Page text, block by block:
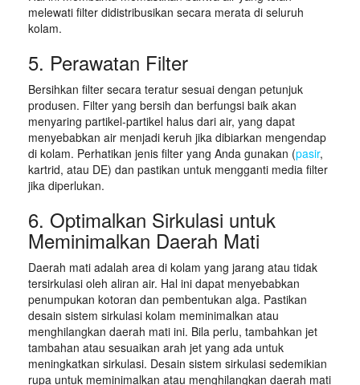
melewati filter didistribusikan secara merata di seluruh
kolam.
5. Perawatan Filter
Bersihkan filter secara teratur sesuai dengan petunjuk
produsen. Filter yang bersih dan berfungsi baik akan
menyaring partikel-partikel halus dari air, yang dapat
menyebabkan air menjadi keruh jika dibiarkan mengendap
di kolam. Perhatikan jenis filter yang Anda gunakan (pasir,
kartrid, atau DE) dan pastikan untuk mengganti media filter
jika diperlukan.
6. Optimalkan Sirkulasi untuk
Meminimalkan Daerah Mati
Daerah mati adalah area di kolam yang jarang atau tidak
tersirkulasi oleh aliran air. Hal ini dapat menyebabkan
penumpukan kotoran dan pembentukan alga. Pastikan
desain sistem sirkulasi kolam meminimalkan atau
menghilangkan daerah mati ini. Bila perlu, tambahkan jet
tambahan atau sesuaikan arah jet yang ada untuk
meningkatkan sirkulasi. Desain sistem sirkulasi sedemikian
rupa untuk meminimalkan atau menghilangkan daerah mati